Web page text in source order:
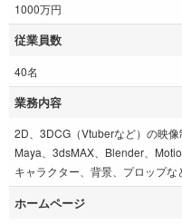
1000万円
従業員数
40名
業務内容
2D、3DCG（Vtuberなど）の映像
Maya、3dsMAX、Blender、
キャラクター、背景、プロップ
ホームページ